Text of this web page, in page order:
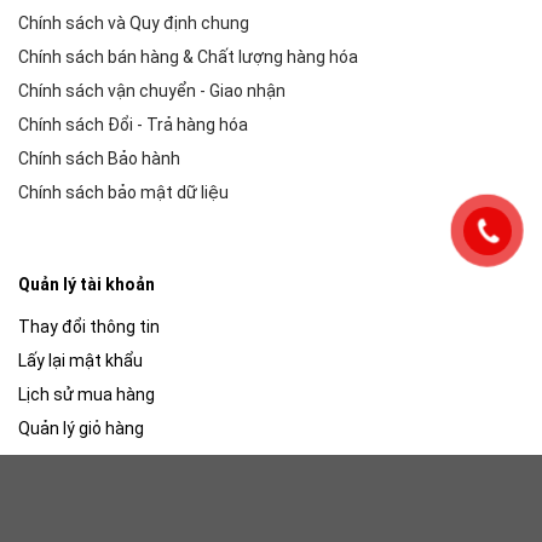
Chính sách và Quy định chung
Chính sách bán hàng & Chất lượng hàng hóa
Chính sách vận chuyển - Giao nhận
Chính sách Đổi - Trả hàng hóa
Chính sách Bảo hành
Chính sách bảo mật dữ liệu
Quản lý tài khoản
Thay đổi thông tin
Lấy lại mật khẩu
Lịch sử mua hàng
Quản lý giỏ hàng